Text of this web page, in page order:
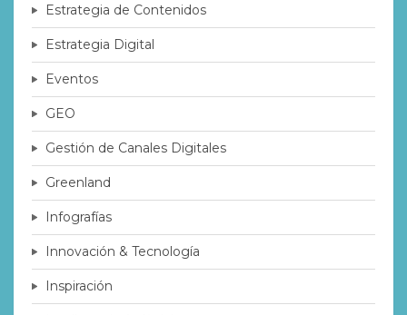
Estrategia de Contenidos
Estrategia Digital
Eventos
GEO
Gestión de Canales Digitales
Greenland
Infografías
Innovación & Tecnología
Inspiración